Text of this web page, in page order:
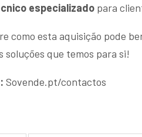
especializado para
como esta aquisição pode
soluções que temos para si!
Sovende.pt/contactos